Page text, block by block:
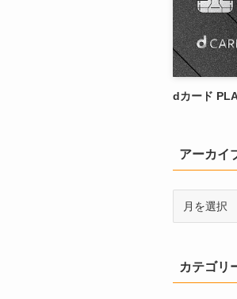
dカード
アーカイ
ブカテゴリ